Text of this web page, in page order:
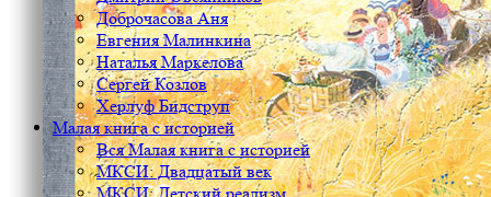
Доброчасова Аня
Евгения Малинкина
Наталья Маркелова
Сергей Козлов
Херлуф Бидструп
Малая книга с историей
Вся Малая книга с историей
МКСИ: Двадцатый век